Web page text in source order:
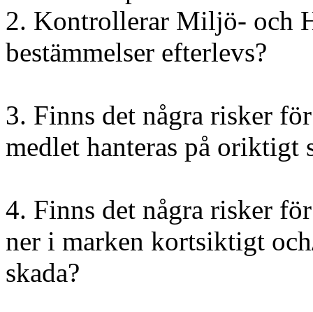
2. Kontrollerar Miljö- och
bestämmelser efterlevs?
3. Finns det några risker
medlet hanteras på oriktigt
4. Finns det några risker
ner i marken kortsiktigt
skada?